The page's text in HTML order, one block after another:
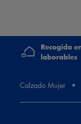
Recogida
laborables
Calzado Mujer